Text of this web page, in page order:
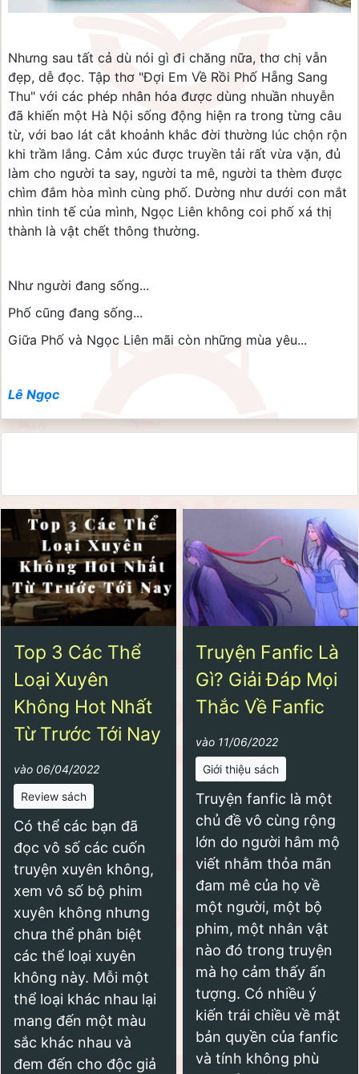
Nhưng sau tất cả dù nói gì đi chăng nữa, thơ chị vẫn
đẹp, dễ đọc. Tập thơ "Đợi Em Về Rồi Phố Hẵng Sang
Thu" với các phép nhân hóa được dùng nhuần nhuyễn
đã khiến một Hà Nội sống động hiện ra trong từng câu
từ, với bao lát cắt khoảnh khắc đời thường lúc chộn rộn
khi trầm lắng. Cảm xúc được truyền tải rất vừa vặn, đủ
làm cho người ta say, người ta mê, người ta thèm được
chìm đắm hòa mình cùng phố. Dường như dưới con mắt
nhìn tinh tế của mình, Ngọc Liên không coi phố xá thị
thành là vật chết thông thường.
Như người đang sống...
Phố cũng đang sống...
Giữa Phố và Ngọc Liên mãi còn những mùa yêu...
Lê Ngọc
Top 3 Các Thể
Loại Xuyên
Không Hot Nhất
Từ Trước Tới Nay
vào 06/04/2022
Review sách
Có thể các bạn đã
đọc vô số các cuốn
truyện xuyên không,
xem vô số bộ phim
xuyên không nhưng
chưa thể phân biệt
các thể loại xuyên
không này. Mỗi một
thể loại khác nhau lại
mang đến một màu
sắc khác nhau và
đem đến cho độc giả
Truyện Fanfic Là
Gì? Giải Đáp Mọi
Thắc Về Fanfic
vào 11/06/2022
Giới thiệu sách
Truyện fanfic là một
chủ đề vô cùng rộng
lớn do người hâm mộ
viết nhằm thỏa mãn
đam mê của họ về
một người, một bộ
phim, một nhân vật
nào đó trong truyện
mà họ cảm thấy ấn
tượng. Có nhiều ý
kiến trái chiều về mặt
bản quyền của fanfic
và tính không phù